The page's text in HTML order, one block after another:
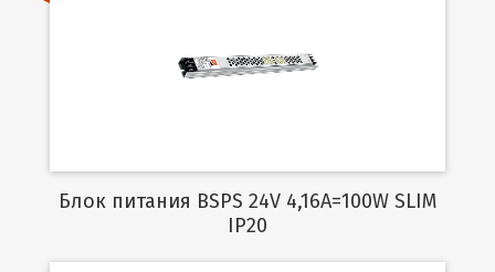
Подробнее
Блок питания BSPS 24V 4,16A=100W SLIM
IP20